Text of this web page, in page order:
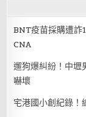
BNT疫苗採購遭
CNA
遛狗爆糾紛！中壢
嚇壞
宅港國小創紀錄